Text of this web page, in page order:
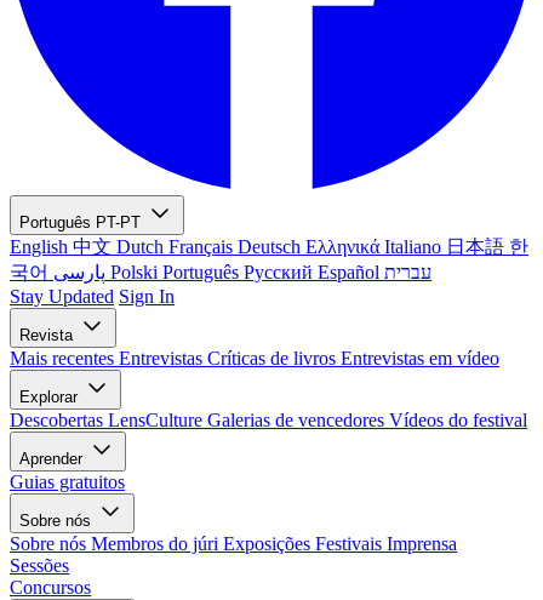
Português PT-PT
English 中文 Dutch Français Deutsch Ελληνικά Italiano 日本語 한
국어
Polski Português Русский Español עברית
Stay Updated Sign In
Revista
Mais recentes Entrevistas Críticas de livros Entrevistas em vídeo
Explorar
Descobertas LensCulture Galerias de vencedores Vídeos do festival
Aprender
Guias gratuitos
Sobre nós
Sobre nós Membros do júri Exposições Festivais Imprensa
Sessões
Concursos